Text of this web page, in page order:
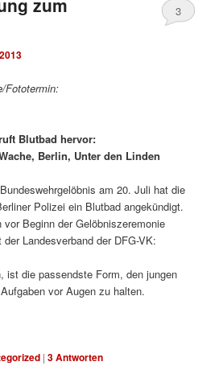
zum
3
Fototermin:
Blutbad hervor:
Berlin, Unter den Linden
am 20. Juli hat die
Polizei ein Blutbad angekündigt.
Beginn der Gelöbniszeremonie
Landesverband der DFG-VK:
ist die passendste Form, den jungen
vor Augen zu halten.
|3Antworten